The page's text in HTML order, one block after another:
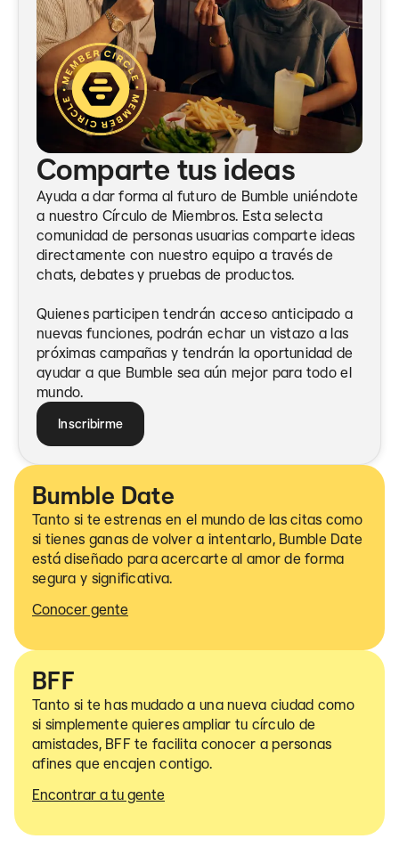
Comparte tus ideas
Ayuda a dar forma al futuro de Bumble uniéndote
a nuestro Círculo de Miembros. Esta selecta
comunidad de personas usuarias comparte ideas
directamente con nuestro equipo a través de
chats, debates y pruebas de productos.
Quienes participen tendrán acceso anticipado a
nuevas funciones, podrán echar un vistazo a las
próximas campañas y tendrán la oportunidad de
ayudar a que Bumble sea aún mejor para todo el
mundo.
Inscribirme
Bumble Date
Tanto si te estrenas en el mundo de las citas como
si tienes ganas de volver a intentarlo, Bumble Date
está diseñado para acercarte al amor de forma
segura y significativa.
Conocer gente
BFF
Tanto si te has mudado a una nueva ciudad como
si simplemente quieres ampliar tu círculo de
amistades, BFF te facilita conocer a personas
afines que encajen contigo.
Encontrar a tu gente